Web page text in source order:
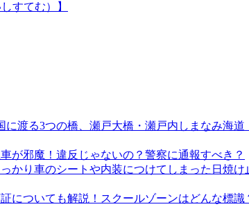
すてむ）】
に渡る3つの橋、瀬戸大橋・瀬戸内しまなみ海
が邪魔！違反じゃないの？警察に通報すべき？
っかり車のシートや内装につけてしまった日焼
スクールゾーンはどんな標